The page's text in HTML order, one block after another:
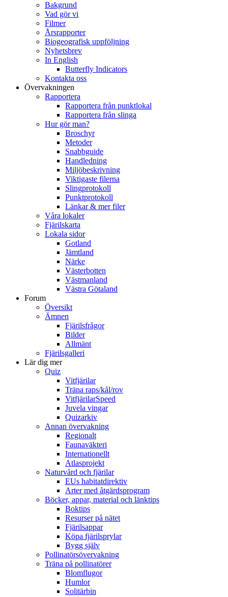
Bakgrund
Vad gör vi
Filmer
Årsrapporter
Biogeografisk uppföljning
Nyhetsbrev
In English
Butterfly Indicators
Kontakta oss
Övervakningen
Rapportera
Rapportera från punktlokal
Rapportera från slinga
Hur gör man?
Broschyr
Metoder
Snabbguide
Handledning
Miljöbeskrivning
Viktigaste filerna
Slingprotokoll
Punktprotokoll
Länkar & mer filer
Våra lokaler
Fjärilskarta
Lokala sidor
Gotland
Jämtland
Närke
Västerbotten
Västmanland
Västra Götaland
Forum
Översikt
Ämnen
Fjärilsfrågor
Bilder
Allmänt
Fjärilsgalleri
Lär dig mer
Quiz
Vitfjärilar
Träna raps/kål/rov
VitfjärilarSpeed
Juvela vingar
Quizarkiv
Annan övervakning
Regionalt
Faunaväkteri
Internationellt
Atlasprojekt
Naturvård och fjärilar
EUs habitatdirektiv
Arter med åtgärdsprogram
Böcker, appar, material och länktips
Boktips
Resurser på nätet
Fjärilsappar
Köpa fjärilsprylar
Bygg själv
Pollinatörsövervakning
Träna på pollinatörer
Blomflugor
Humlor
Solitärbin